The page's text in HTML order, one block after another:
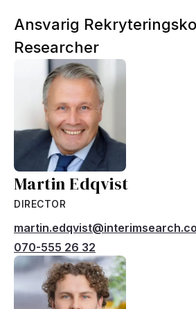
Ansvarig
Researcher
Martin Edqvist
DIRECTOR
070-555 26 32